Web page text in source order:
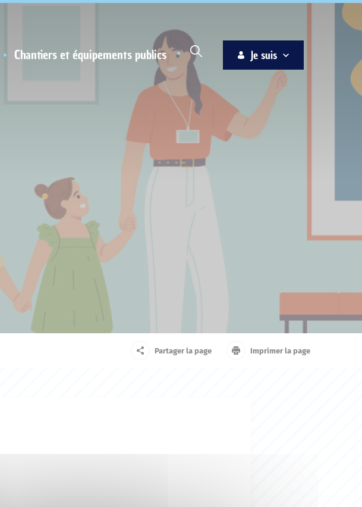
Chantiers et équipements publics Je suis
Habitant
Associations
Partager la page Imprimer la page